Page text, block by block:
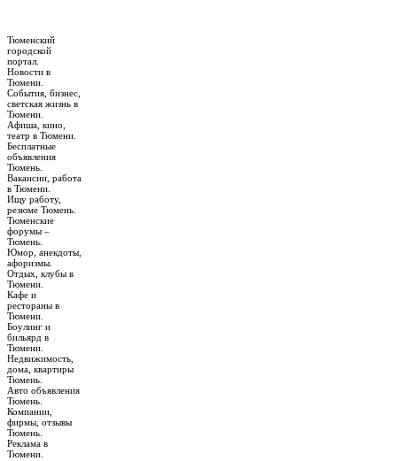
Тюменский
городской
портал.
Новости в
Тюмени.
События, бизнес,
светская жизнь в
Тюмени.
Афиша, кино,
театр в Тюмени.
Бесплатные
объявления
Тюмень.
Вакансии, работа
в Тюмени.
Ищу работу,
резюме Тюмень.
Тюменские
форумы –
Тюмень.
Юмор, анекдоты,
афоризмы.
Отдых, клубы в
Тюмени.
Кафе и
рестораны в
Тюмени.
Боулинг и
бильярд в
Тюмени.
Недвижимость,
дома, квартиры
Тюмень.
Авто объявления
Тюмень.
Компании,
фирмы, отзывы
Тюмень.
Реклама в
Тюмени.